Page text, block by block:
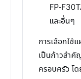
FP-
และอื่นๆ
การเลือกใช้
เป็นก้าวสำ
ครอบครัว โ